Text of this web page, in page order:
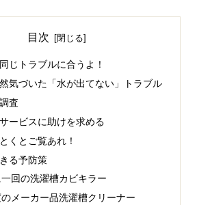
目次
じトラブルに合うよ！
気づいた「水が出てない」トラブル
査
ービスに助けを求める
くとご覧あれ！
る予防策
回の洗濯槽カビキラー
メーカー品洗濯槽クリーナー